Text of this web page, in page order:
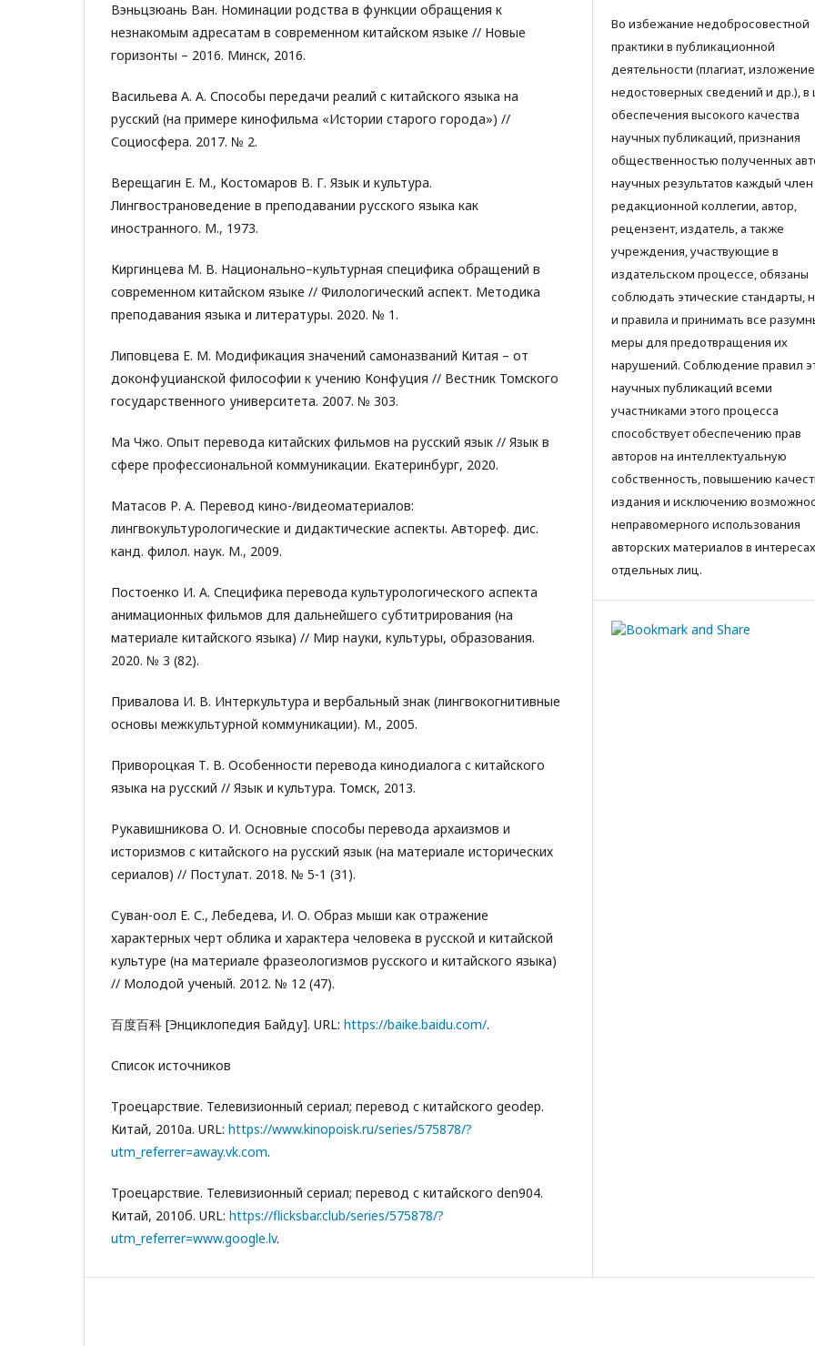
Вэньцзюань Ван. Номинации родства в функции обращения к
незнакомым адресатам в современном китайском языке // Новые
горизонты – 2016. Минск, 2016.
Васильева А. А. Способы передачи реалий с китайского языка на
русский (на примере кинофильма «Истории старого города») //
Социосфера. 2017. № 2.
Верещагин Е. М., Костомаров В. Г. Язык и культура.
Лингвострановедение в преподавании русского языка как
иностранного. М., 1973.
Киргинцева М. В. Национально–культурная специфика обращений в
современном китайском языке // Филологический аспект. Методика
преподавания языка и литературы. 2020. № 1.
Липовцева Е. М. Модификация значений самоназваний Китая – от
доконфуцианской философии к учению Конфуция // Вестник Томского
государственного университета. 2007. № 303.
Ма Чжо. Опыт перевода китайских фильмов на русский язык // Язык в
сфере профессиональной коммуникации. Екатеринбург, 2020.
Матасов Р. А. Перевод кино-/видеоматериалов:
лингвокультурологические и дидактические аспекты. Автореф. дис.
канд. филол. наук. М., 2009.
Постоенко И. А. Специфика перевода культурологического аспекта
анимационных фильмов для дальнейшего субтитрирования (на
материале китайского языка) // Мир науки, культуры, образования.
2020. № 3 (82).
Привалова И. В. Интеркультура и вербальный знак (лингвокогнитивные
основы межкультурной коммуникации). М., 2005.
Привороцкая Т. В. Особенности перевода кинодиалога с китайского
языка на русский // Язык и культура. Томск, 2013.
Рукавишникова О. И. Основные способы перевода архаизмов и
историзмов с китайского на русский язык (на материале исторических
сериалов) // Постулат. 2018. № 5-1 (31).
Суван-оол Е. С., Лебедева, И. О. Образ мыши как отражение
характерных черт облика и характера человека в русской и китайской
культуре (на материале фразеологизмов русского и китайского языка)
// Молодой ученый. 2012. № 12 (47).
百度百科 [Энциклопедия Байду]. URL: https://baike.baidu.com/.
Список источников
Троецарствие. Телевизионный сериал; перевод с китайского geodep.
Китай, 2010а. URL: https://www.kinopoisk.ru/series/575878/?
utm_referrer=away.vk.com.
Троецарствие. Телевизионный сериал; перевод с китайского den904.
Китай, 2010б. URL: https://flicksbar.club/series/575878/?
utm_referrer=www.google.lv.
Во избежание недобросовестной
практики в публикационной
деятельности (плагиат, изложение
недостоверных сведений и др.), в
обеспечения высокого качества
научных публикаций, признания
общественностью полученных
научных результатов каждый член
редакционной коллегии, автор,
рецензент, издатель, а также
учреждения, участвующие в
издательском процессе, обязаны
соблюдать этические стандарты,
и правила и принимать все
меры для предотвращения их
нарушений. Соблюдение правил
научных публикаций всеми
участниками этого процесса
способствует обеспечению прав
авторов на интеллектуальную
собственность, повышению
издания и исключению
неправомерного использования
авторских материалов в интересах
отдельных лиц.